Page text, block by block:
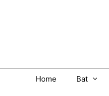
Home Bat